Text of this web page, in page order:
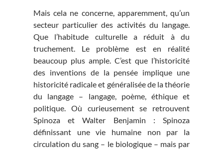
Mais cela ne concerne, apparemment, qu’un
secteur particulier des activités du langage.
Que l’habitude culturelle a réduit à du
truchement. Le problème est en réalité
beaucoup plus ample. C’est que l’historicité
des inventions de la pensée implique une
historicité radicale et généralisée de la théorie
du langage – langage, poème, éthique et
politique. Où curieusement se retrouvent
Spinoza et Walter Benjamin : Spinoza
définissant une vie humaine non par la
circulation du sang – le biologique – mais par